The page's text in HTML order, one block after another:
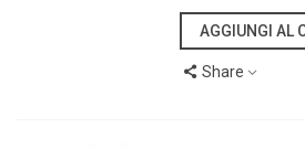
AGGIUNGI AL
Share